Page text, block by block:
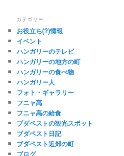
カテゴリー
お役立ち(?)情報
イベント
ハンガリーのテレビ
ハンガリーの地方の町
ハンガリーの食べ物
ハンガリー人
フォト・ギャラリー
フニャ高
フニャ高の給食
ブダペストの観光スポット
ブダペスト日記
ブダペスト近郊の町
ブログ